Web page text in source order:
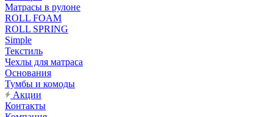
Матрасы в рулоне
ROLL FOAM
ROLL SPRING
Simple
Текстиль
Чехлы для матраса
Основания
Тумбы и комоды
Акции
Контакты